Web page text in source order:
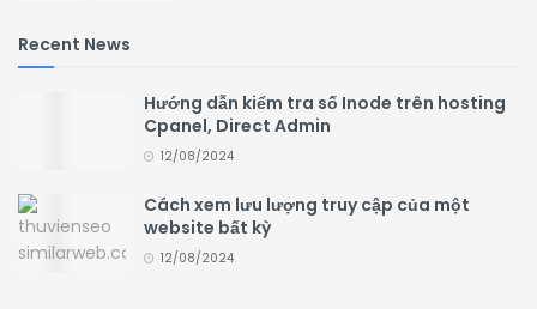
Recent News
Hướng dẫn kiểm tra số Inode trên hosting
Cpanel, Direct Admin
12/08/2024
Cách xem lưu lượng truy cập của một
website bất kỳ
12/08/2024